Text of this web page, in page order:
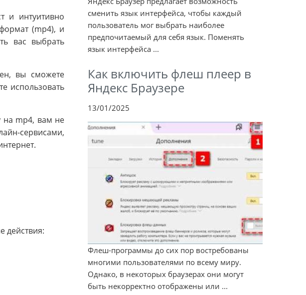
и интуитивно
(mp4), и
вас выбрать
вы сможете
использовать
на mp4, вам не
сервисами,
действия:
сменить язык интерфейса, чтобы каждый
пользователь мог выбрать наиболее
предпочитаемый для себя язык. Поменять
язык интерфейса ...
Как включить флеш плеер в
Яндекс Браузере
13/01/2025
Флеш-программы до сих пор востребованы
многими пользователями по всему миру.
Однако, в некоторых браузерах они могут
быть некорректно отображены или ...